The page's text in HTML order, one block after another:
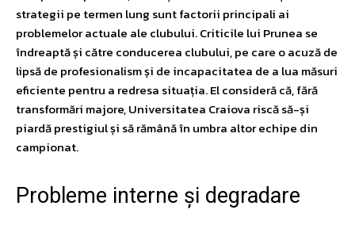
strategii pe termen lung sunt factorii principali ai
problemelor actuale ale clubului. Criticile lui Prunea se
îndreaptă și către conducerea clubului, pe care o acuză de
lipsă de profesionalism și de incapacitatea de a lua măsuri
eficiente pentru a redresa situația. El consideră că, fără
transformări majore, Universitatea Craiova riscă să-și
piardă prestigiul și să rămână în umbra altor echipe din
campionat.
Probleme interne și degradare